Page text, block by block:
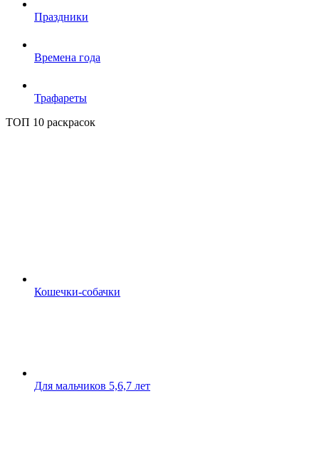
Праздники
Времена года
Трафареты
ТОП 10 раскрасок
Кошечки-собачки
Для мальчиков 5,6,7 лет